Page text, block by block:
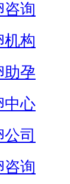
咨询
机构
助孕
中心
司
咨询